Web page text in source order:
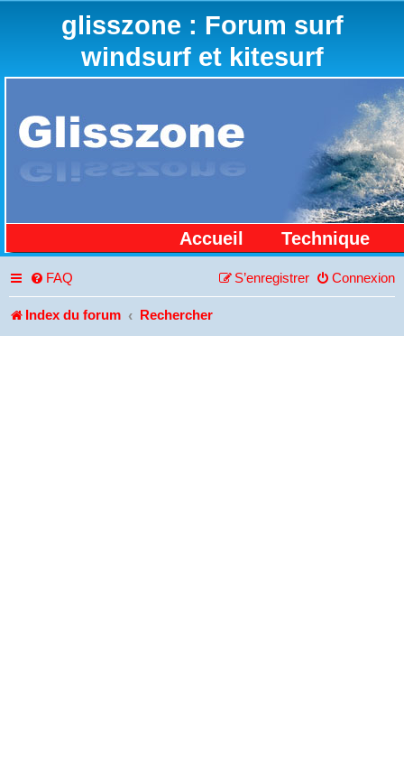
glisszone : Forum surf
windsurf et kitesurf
Accueil Technique
FAQ Connexion
S’enregistrer
Index du forum Rechercher